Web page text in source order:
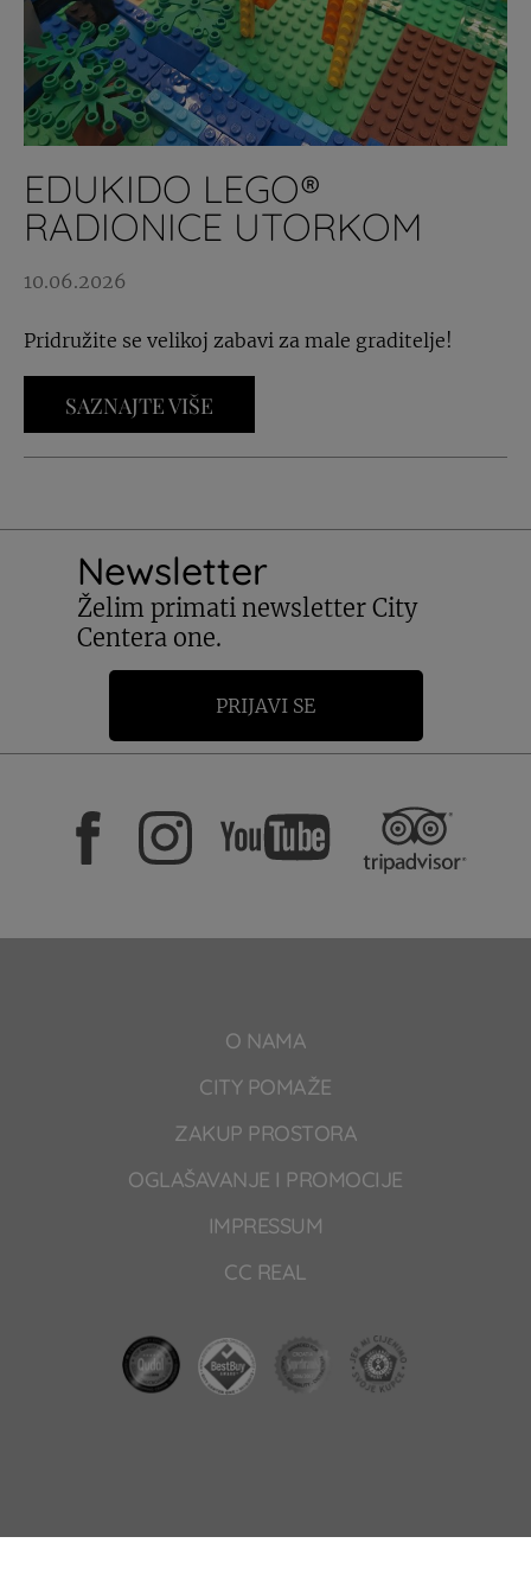
EDUKIDO LEGO®
RADIONICE UTORKOM
10.06.2026
Pridružite se velikoj zabavi za male graditelje!
SAZNAJTE VIŠE
Newsletter
Želim primati newsletter City
Centera one.
PRIJAVI SE
O NAMA
CITY POMAŽE
ZAKUP PROSTORA
OGLAŠAVANJE I PROMOCIJE
IMPRESSUM
CC REAL